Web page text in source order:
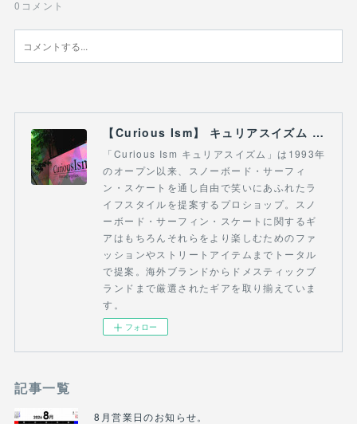
0 コメント
【Curious Ism】 キュリアスイズム l スノーボードショップ サーフショップ 福島県 会津若松市 郡山市 通販
「Curious Ism キュリアスイズム」は1993年
のオープン以来、スノーボード・サーフィ
ン・スケートを通し自由で笑いにあふれたラ
イフスタイルを提案するプロショップ。スノ
ーボード・サーフィン・スケートに関するギ
アはもちろんそれらをより楽しむためのファ
ッションやストリートアイテムまでトータル
で提案。海外ブランドからドメスティックブ
ランドまで厳選されたギアを取り揃えていま
す。
フォロー
記事一覧
8月営業日のお知らせ。